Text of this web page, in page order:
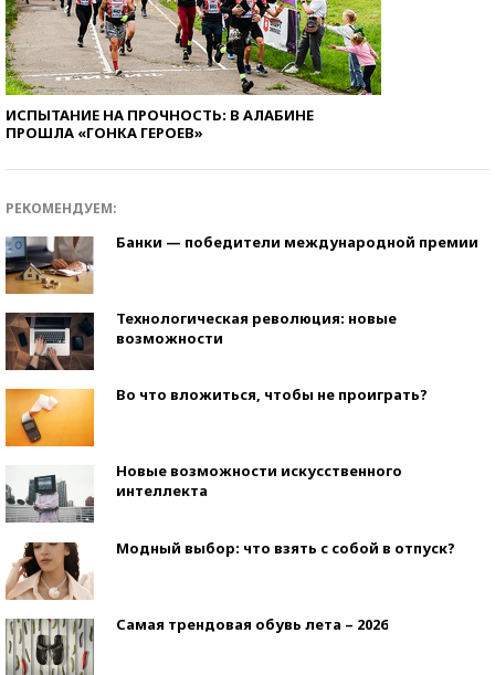
ИСПЫТАНИЕ НА ПРОЧНОСТЬ: В АЛАБИНЕ
ПРОШЛА «ГОНКА ГЕРОЕВ»
РЕКОМЕНДУЕМ:
Банки — победители международной премии
Технологическая революция: новые
возможности
Во что вложиться, чтобы не проиграть?
Новые возможности искусственного
интеллекта
Модный выбор: что взять с собой в отпуск?
Самая трендовая обувь лета – 2026